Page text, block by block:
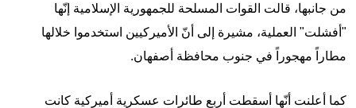
من جانبها، قالت القوات المسلحة للجمهورية الإسلامية إنّها
"أفشلت" العملية، مشيرة إلى أنّ الأميركيين استخدموا خلالها
مطاراً مهجوراً في جنوب محافظة أصفهان.
كما أعلنت أنّها أسقطت أربع طائرات عسكرية أميركية كانت